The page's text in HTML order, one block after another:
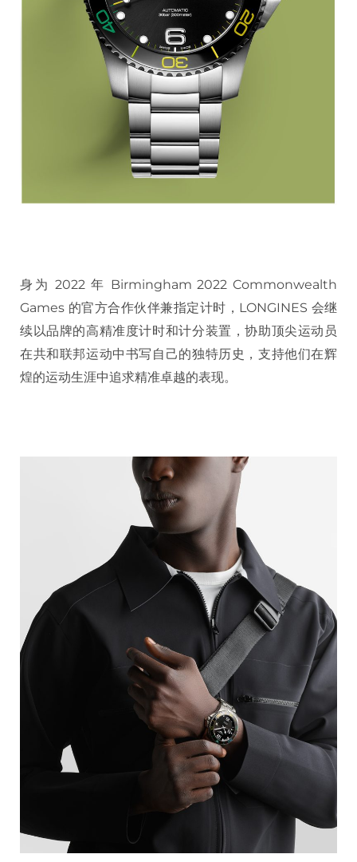
身为 2022 年 Birmingham 2022 Commonwealth
Games 的官方合作伙伴兼指定计时，LONGINES 会继
续以品牌的高精准度计时和计分装置，协助顶尖运动员
在共和联邦运动中书写自己的独特历史，支持他们在辉
煌的运动生涯中追求精准卓越的表现。